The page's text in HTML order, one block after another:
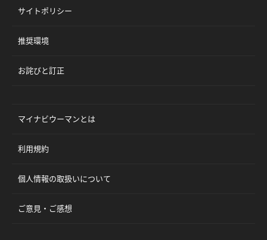
サイトポリシー
推奨環境
お詫びと訂正
マイナビウーマンとは
利用規約
個人情報の取扱いについて
ご意見・ご感想